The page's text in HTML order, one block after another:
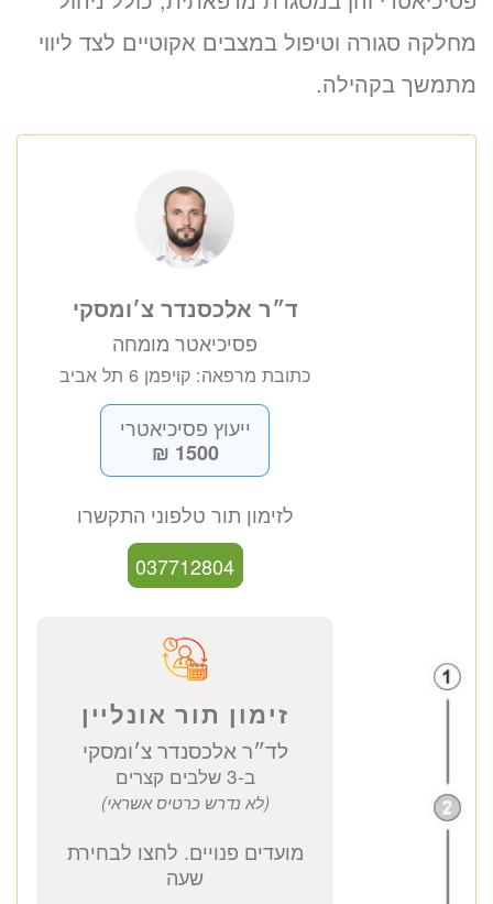
מחלקה סגורה וטיפול במצבים אקוטיים לצד ליווי
מתמשך בקהילה.
ד״ר אלכסנדר צ׳ומסקי
פסיכיאטר מומחה
כתובת מרפאה: קויפמן 6 תל אביב
ייעוץ פסיכיאטרי
1500 ₪